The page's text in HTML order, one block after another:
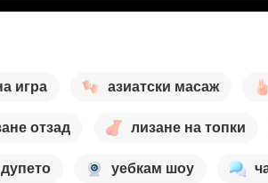
игра азиатски масаж
отзад лизане на топки
уебкам шоу